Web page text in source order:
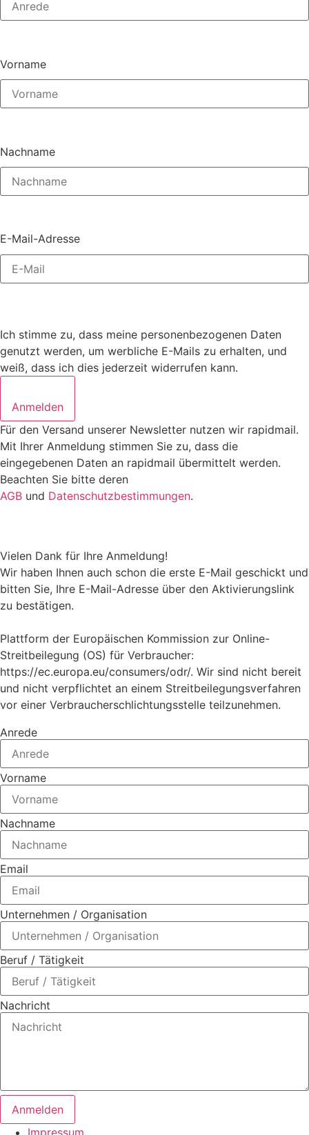
Vorname
Nachname
E-Mail-Adresse
Ich stimme zu, dass meine personenbezogenen Daten
genutzt werden, um werbliche E-Mails zu erhalten, und
weiß, dass ich dies jederzeit widerrufen kann.
Anmelden
Für den Versand unserer Newsletter nutzen wir rapidmail.
Mit Ihrer Anmeldung stimmen Sie zu, dass die
eingegebenen Daten an rapidmail übermittelt werden.
Beachten Sie bitte deren
AGB und Datenschutzbestimmungen.
Vielen Dank für Ihre Anmeldung!
Wir haben Ihnen auch schon die erste E-Mail geschickt und
bitten Sie, Ihre E-Mail-Adresse über den Aktivierungslink
zu bestätigen.
Plattform der Europäischen Kommission zur Online-
Streitbeilegung (OS) für Verbraucher:
https://ec.europa.eu/consumers/odr/. Wir sind nicht bereit
und nicht verpflichtet an einem Streitbeilegungsverfahren
vor einer Verbraucherschlichtungsstelle teilzunehmen.
Anrede
Vorname
Nachname
Email
Unternehmen / Organisation
Beruf / Tätigkeit
Nachricht
Anmelden
Impressum